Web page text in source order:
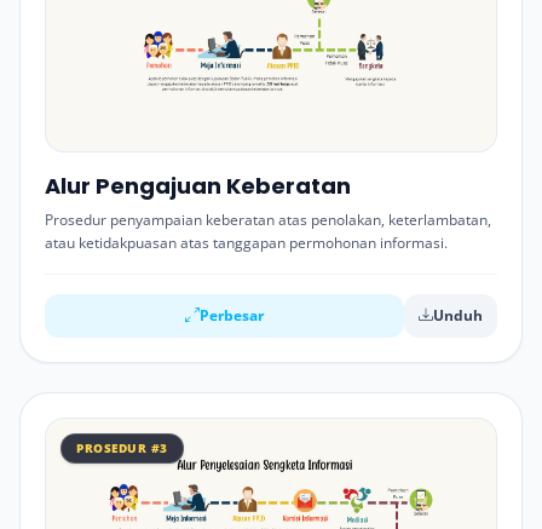
Alur Pengajuan Keberatan
Prosedur penyampaian keberatan atas penolakan, keterlambatan,
atau ketidakpuasan atas tanggapan permohonan informasi.
Perbesar Unduh
PROSEDUR #3